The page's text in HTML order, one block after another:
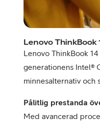
Lenovo ThinkBook
Lenovo ThinkBook
generationens Intel®
minnesalternativ och
Pålitlig prestanda
Med avancerad